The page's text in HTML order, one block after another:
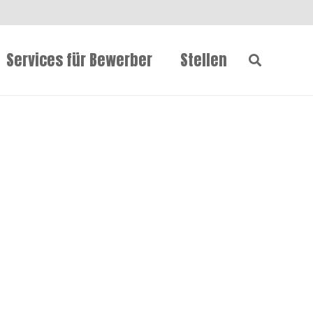
Services für Bewerber Stellen